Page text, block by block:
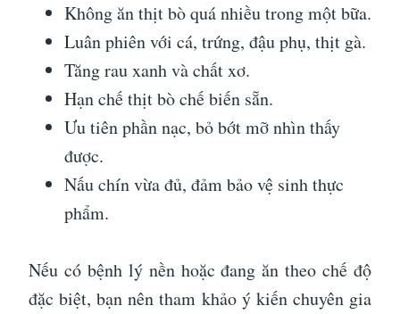
Không ăn thịt bò quá nhiều trong một bữa.
Luân phiên với cá, trứng, đậu phụ, thịt gà.
Tăng rau xanh và chất xơ.
Hạn chế thịt bò chế biến sẵn.
Ưu tiên phần nạc, bỏ bớt mỡ nhìn thấy
được.
Nấu chín vừa đủ, đảm bảo vệ sinh thực
phẩm.
Nếu có bệnh lý nền hoặc đang ăn theo chế độ
đặc biệt, bạn nên tham khảo ý kiến chuyên gia